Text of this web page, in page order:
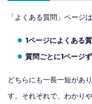
「よくある質問」ページ
1ページによくある
質問ごとに1ページ
どちらにも一長一短があ
す。それぞれで、わかり